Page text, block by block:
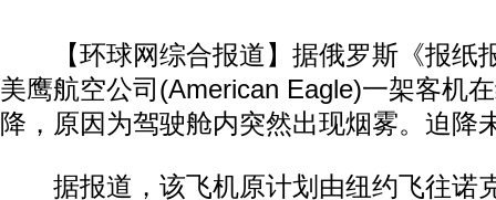
【环球网综合报道】据俄罗斯《报纸
美鹰航空公司(American Eagle)一架客机
降，原因为驾驶舱内突然出现烟雾。迫降
据报道，该飞机原计划由纽约飞往诺